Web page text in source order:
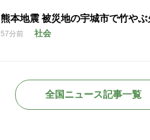
熊本地震 被災地の宇城市で竹や
57分前 社会
全国ニュース記事一覧